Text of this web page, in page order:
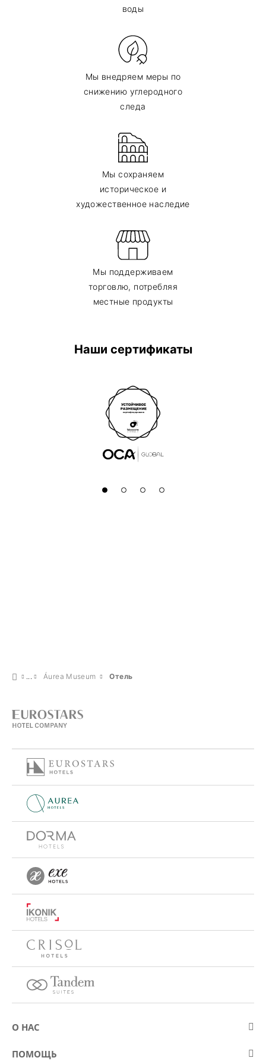
воды
Мы внедряем меры по
снижению углеродного
следа
Мы сохраняем
историческое и
художественное наследие
Мы поддерживаем
торговлю, потребляя
местные продукты
Наши сертификаты
Áurea Museum Отель
О НАС
О компании Eurostars Hotel Company
ПОМОЩЬ